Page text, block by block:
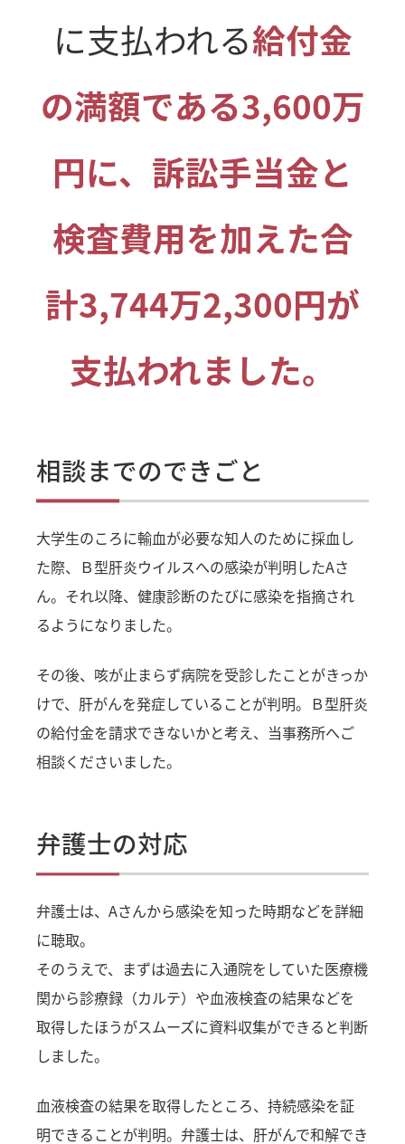
に支払われる給付金
の満額である3,600万
円に、訴訟手当金と
検査費用を加えた合
計3,744万2,300円が
支払われました。
相談までのできごと
大学生のころに輸血が必要な知人のために採血し
た際、Ｂ型肝炎ウイルスへの感染が判明したAさ
ん。それ以降、健康診断のたびに感染を指摘され
るようになりました。
その後、咳が止まらず病院を受診したことがきっか
けで、肝がんを発症していることが判明。Ｂ型肝炎
の給付金を請求できないかと考え、当事務所へご
相談くださいました。
弁護士の対応
弁護士は、Aさんから感染を知った時期などを詳細
に聴取。
そのうえで、まずは過去に入通院をしていた医療機
関から診療録（カルテ）や血液検査の結果などを
取得したほうがスムーズに資料収集ができると判断
しました。
血液検査の結果を取得したところ、持続感染を証
明できることが判明。弁護士は、肝がんで和解でき